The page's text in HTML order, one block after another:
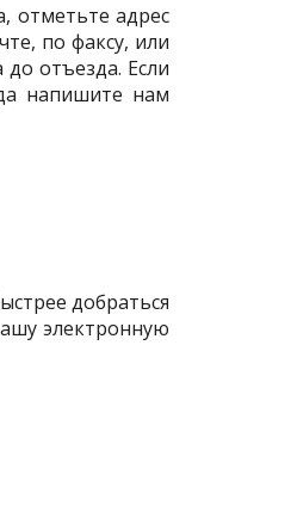
отметьте адрес
по факсу, или
отъезда. Если
напишите нам
добраться
электронную